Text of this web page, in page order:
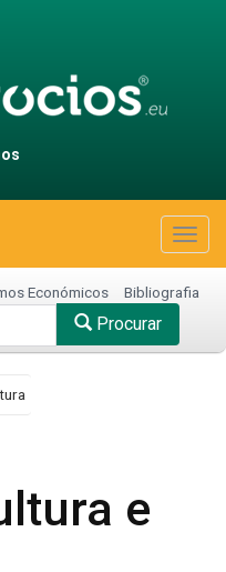
Económicos Bibliografia
Procurar
e